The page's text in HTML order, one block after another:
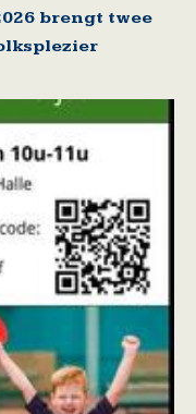
brengt twee